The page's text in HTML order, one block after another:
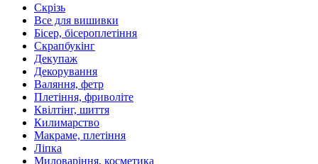
Скрізь
Все для вишивки
Бісер, бісероплетіння
Скрапбукінг
Декупаж
Декорування
Валяння, фетр
Плетіння, фриволіте
Квілтінг, шиття
Килимарство
Макраме, плетіння
Ліпка
Миловаріння, косметика